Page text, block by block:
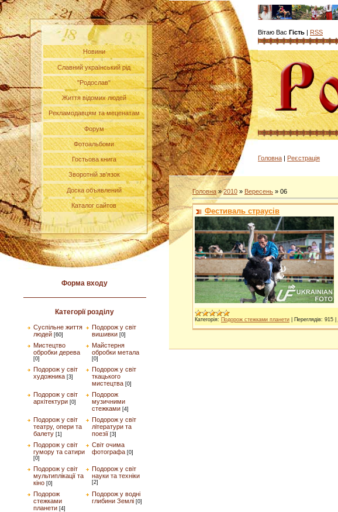
Новини
Славний український рід
"Родослав"
Життя відомих людей
Рекламодавцям та меценатам
Форум
Фотоальбоми
Гостьова книга
Зворотній зв'язок
Доска объявлений
Каталог сайтов
Форма входу
Категорії розділу
Суспільне життя
людей [60]
Подорож у світ
вишивки [0]
Мистецтво
обробки дерева
[0]
Майстерня
обробки метала
[0]
Подорож у світ
художника [3]
Подорож у світ
ткацького
мистецтва [0]
Подорож у світ
архітектури [0]
Подорож
музичними
стежками [4]
Подорож у світ
театру, опери та
балету [1]
Подорож у світ
літератури та
поезії [3]
Подорож у світ
гумору та сатири
[0]
Світ очима
фотографа [0]
Подорож у світ
мультиплікації та
кіно [0]
Подорож у світ
науки та техніки
[2]
Подорож
стежками
планети [4]
Подорож у водні
глибини Землі [0]
Вітаю Вас Гість | RSS
Головна | Реєстрація
Головна »2010 » Вересень » 06
Фестиваль страусів
Категорія: Подорож стежками планети Переглядів: 915